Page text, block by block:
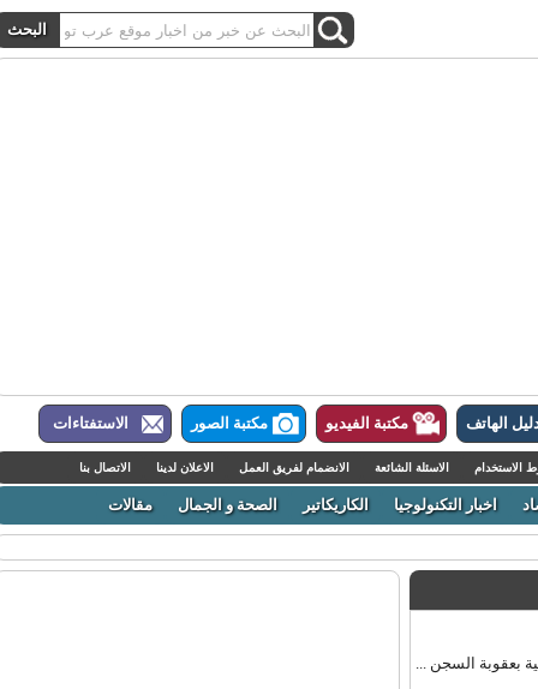
الهاتف مكتبة الفيديو مكتبة الصور الاستفتاءات
الاسئلة الشائعة الانضمام لفريق العمل الاعلان لدينا الاتصال بنا
اخبار التكنولوجيا الكاريكاتير الصحة و الجمال مقالات